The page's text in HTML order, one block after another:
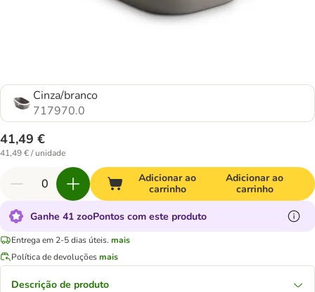
Cinza/branco
717970.0
41,49 €
41,49 € / unidade
Adicionar ao
carrinho
Adicionar ao
carrinho
Ganhe 41 zooPontos com este produto
Entrega em 2-5 dias úteis. mais
Política de devoluçõesmais
Descrição de produto